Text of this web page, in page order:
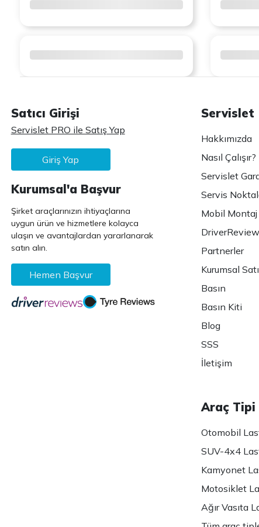
Satıcı Girişi
Servislet PRO ile Satış Yap
Giriş Yap
Kurumsal'a Başvur
Şirket araçlarınızın ihtiyaçlarına
uygun ürün ve hizmetlere kolayca
ulaşın ve avantajlardan yararlanarak
satın alın.
Hemen Başvur
Servislet
Hakkımızda
Nasıl Çalışır?
Servislet
Servis
Mobil Montaj
Partnerler
Kurumsal
Basın
Basın Kiti
Blog
SSS
İletişim
Araç Tipi
Otomobil
SUV-4x4
Kamyonet
Motosiklet
Ağır Vasıta